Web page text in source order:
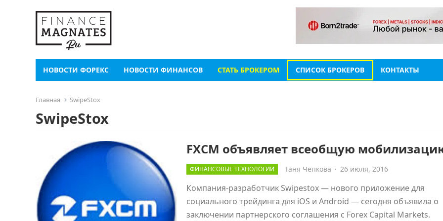
НОВОСТИ ФОРЕКС НОВОСТИ ФИНАНСОВ СТАТЬ БРОКЕРОМ СПИСОК БРОКЕРОВ КОНТАКТЫ
Главная SwipeStox
SwipeStox
FXCM объявляет всеобщую
ФИНАНСОВЫЕ ТЕХНОЛОГИИ Таня Чепкова · 26 июля, 2016
Компания-разработчик Swipestox — нового приложение для
социального трейдинга для iOS и Android — сегодня объявила о
заключении партнерского соглашения с Forex Capital Markets.